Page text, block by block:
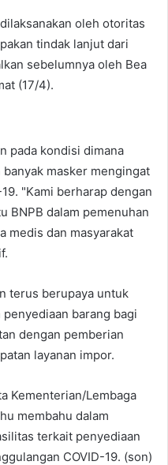
oleh otoritas
tindak lanjut dari
sebelumnya oleh Bea
(17/4).
pada kondisi dimana
masker mengingat
"Kami berharap dengan
BNPB dalam pemenuhan
medis dan masyarakat
terus berupaya untuk
barang bagi
dengan pemberian
layanan impor.
Kementerian/Lembaga
membahu dalam
terkait penyediaan
COVID-19. (son)